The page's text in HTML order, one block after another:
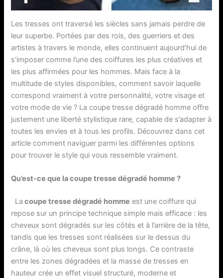
Les tresses ont traversé les siècles sans jamais perdre de
leur superbe. Portées par des rois, des guerriers et des
artistes à travers le monde, elles continuent aujourd’hui de
s’imposer comme l’une des coiffures les plus créatives et
les plus affirmées pour les hommes. Mais face à la
multitude de styles disponibles, comment savoir laquelle
correspond vraiment à votre personnalité, votre visage et
votre mode de vie ? La coupe tresse dégradé homme offre
justement une liberté stylistique rare, capable de s’adapter à
toutes les envies et à tous les profils. Découvrez dans cet
article comment naviguer parmi les différentes options
pour trouver le style qui vous ressemble vraiment.
Qu’est-ce que la coupe tresse dégradé homme ?
La coupe tresse dégradé homme est une coiffure qui
repose sur un principe technique simple mais efficace : les
cheveux sont dégradés sur les côtés et à l’arrière de la tête,
tandis que les tresses sont réalisées sur le dessus du
crâne, là où les cheveux sont plus longs. Ce contraste
entre les zones dégradées et la masse de tresses en
hauteur crée un effet visuel structuré, moderne et